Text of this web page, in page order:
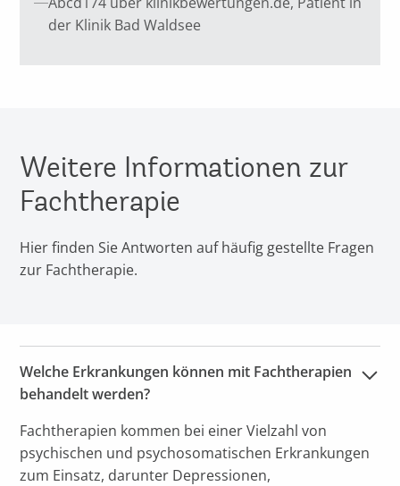
der Klinik Bad Waldsee
Weitere Informationen zur
Fachtherapie
Hier finden Sie Antworten auf häufig gestellte Fragen
zur Fachtherapie.
Welche Erkrankungen können mit Fachtherapien
behandelt werden?
Fachtherapien kommen bei einer Vielzahl von
psychischen und psychosomatischen Erkrankungen
zum Einsatz, darunter Depressionen,